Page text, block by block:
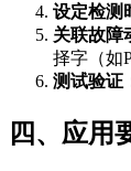
设定检测
关联故障
择字（如
测试验证
四、应用